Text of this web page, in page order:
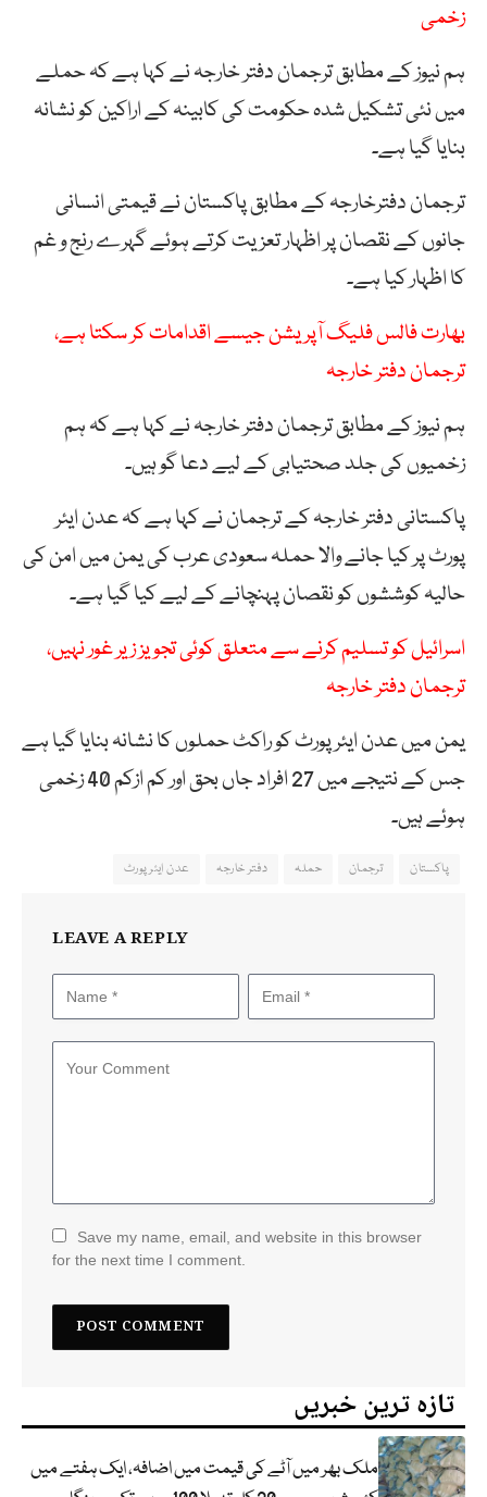
زخمی
ہم نیوز کے مطابق ترجمان دفتر خارجہ نے کہا ہے کہ حملے
میں نئی تشکیل شدہ حکومت کی کابینہ کے اراکین کو نشانہ
بنایا گیا ہے۔
ترجمان دفترخارجہ کے مطابق پاکستان نے قیمتی انسانی
جانوں کے نقصان پر اظہار تعزیت کرتے ہوئے گہرے رنج و غم
کا اظہار کیا ہے۔
بھارت فالس فلیگ آپریشن جیسے اقدامات کر سکتا ہے،
ترجمان دفتر خارجہ
ہم نیوز کے مطابق ترجمان دفتر خارجہ نے کہا ہے کہ ہم
زخمیوں کی جلد صحتیابی کے لیے دعا گو ہیں۔
پاکستانی دفتر خارجہ کے ترجمان نے کہا ہے کہ عدن ایئر
پورٹ پر کیا جانے والا حملہ سعودی عرب کی یمن میں امن کی
حالیہ کوششوں کو نقصان پہنچانے کے لیے کیا گیا ہے۔
اسرائیل کو تسلیم کرنے سے متعلق کوئی تجویز زیر غور نہیں،
ترجمان دفتر خارجہ
یمن میں عدن ایئرپورٹ کو راکٹ حملوں کا نشانہ بنایا گیا ہے
جس کے نتیجے میں 27 افراد جاں بحق اور کم ازکم 40 زخمی
ہوئے ہیں۔
پاکستان ترجمان حملہ دفتر خارجہ عدن ایئرپورٹ
LEAVE A REPLY
Save my name, email, and website in this browser
for the next time I comment.
تازہ ترین خبریں
ملک بھر میں آٹے کی قیمت میں اضافہ، ایک ہفتے میں